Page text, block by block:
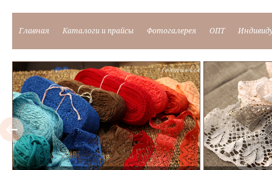
Главная Каталоги и прайсы Фотогалерея ОПТ